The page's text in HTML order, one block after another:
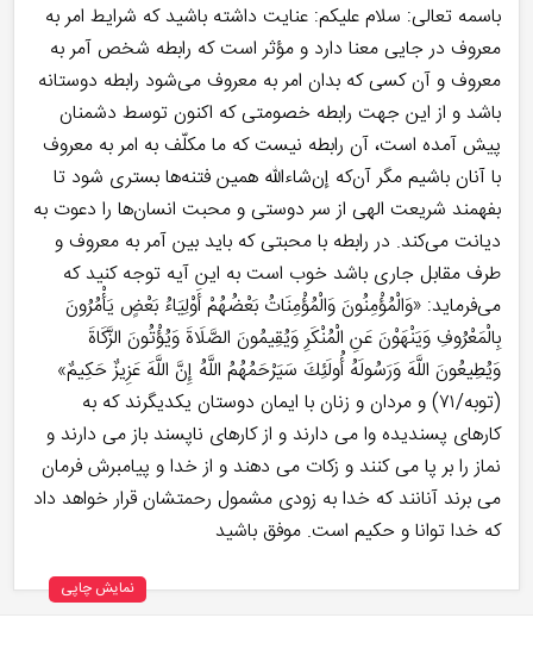
باسمه تعالی: سلام علیکم: عنایت داشته باشید که شرایط امر به
معروف در جایی معنا دارد و مؤثر است که رابطه شخص آمر به
معروف و آن کسی که بدان امر به معروف می‌شود رابطه دوستانه
باشد و از این جهت رابطه خصومتی که اکنون توسط دشمنان
پیش آمده است، آن رابطه نیست که ما مکلّف به امر به معروف
با آنان باشیم مگر آن‌که إن‌شاءالله همین فتنه‌ها بستری شود تا
بفهمند شریعت الهی از سر دوستی و محبت انسان‌ها را دعوت به
دیانت می‌کند. در رابطه با محبتی که باید بین آمر به معروف و
طرف مقابل جاری باشد خوب است به این آیه توجه کنید که
می‌فرماید: «وَالْمُؤْمِنُونَ وَالْمُؤْمِنَاتُ بَعْضُهُمْ أَوْلِيَاءُ بَعْضٍ يَأْمُرُونَ
بِالْمَعْرُوفِ وَيَنْهَوْنَ عَنِ الْمُنْكَرِ وَيُقِيمُونَ الصَّلَاةَ وَيُؤْتُونَ الزَّكَاةَ
وَيُطِيعُونَ اللَّهَ وَرَسُولَهُ أُولَئِكَ سَيَرْحَمُهُمُ اللَّهُ إِنَّ اللَّهَ عَزِيزٌ حَكِيمٌ»
(توبه/۷۱) و مردان و زنان با ايمان دوستان يكديگرند كه به
كارهاى پسنديده وا مى دارند و از كارهاى ناپسند باز مى دارند و
نماز را بر پا مى كنند و زكات مى‏ دهند و از خدا و پيامبرش فرمان
مى ‏برند آنانند كه خدا به زودى مشمول رحمتشان قرار خواهد داد
كه خدا توانا و حكيم است. موفق باشید
نمایش چاپی